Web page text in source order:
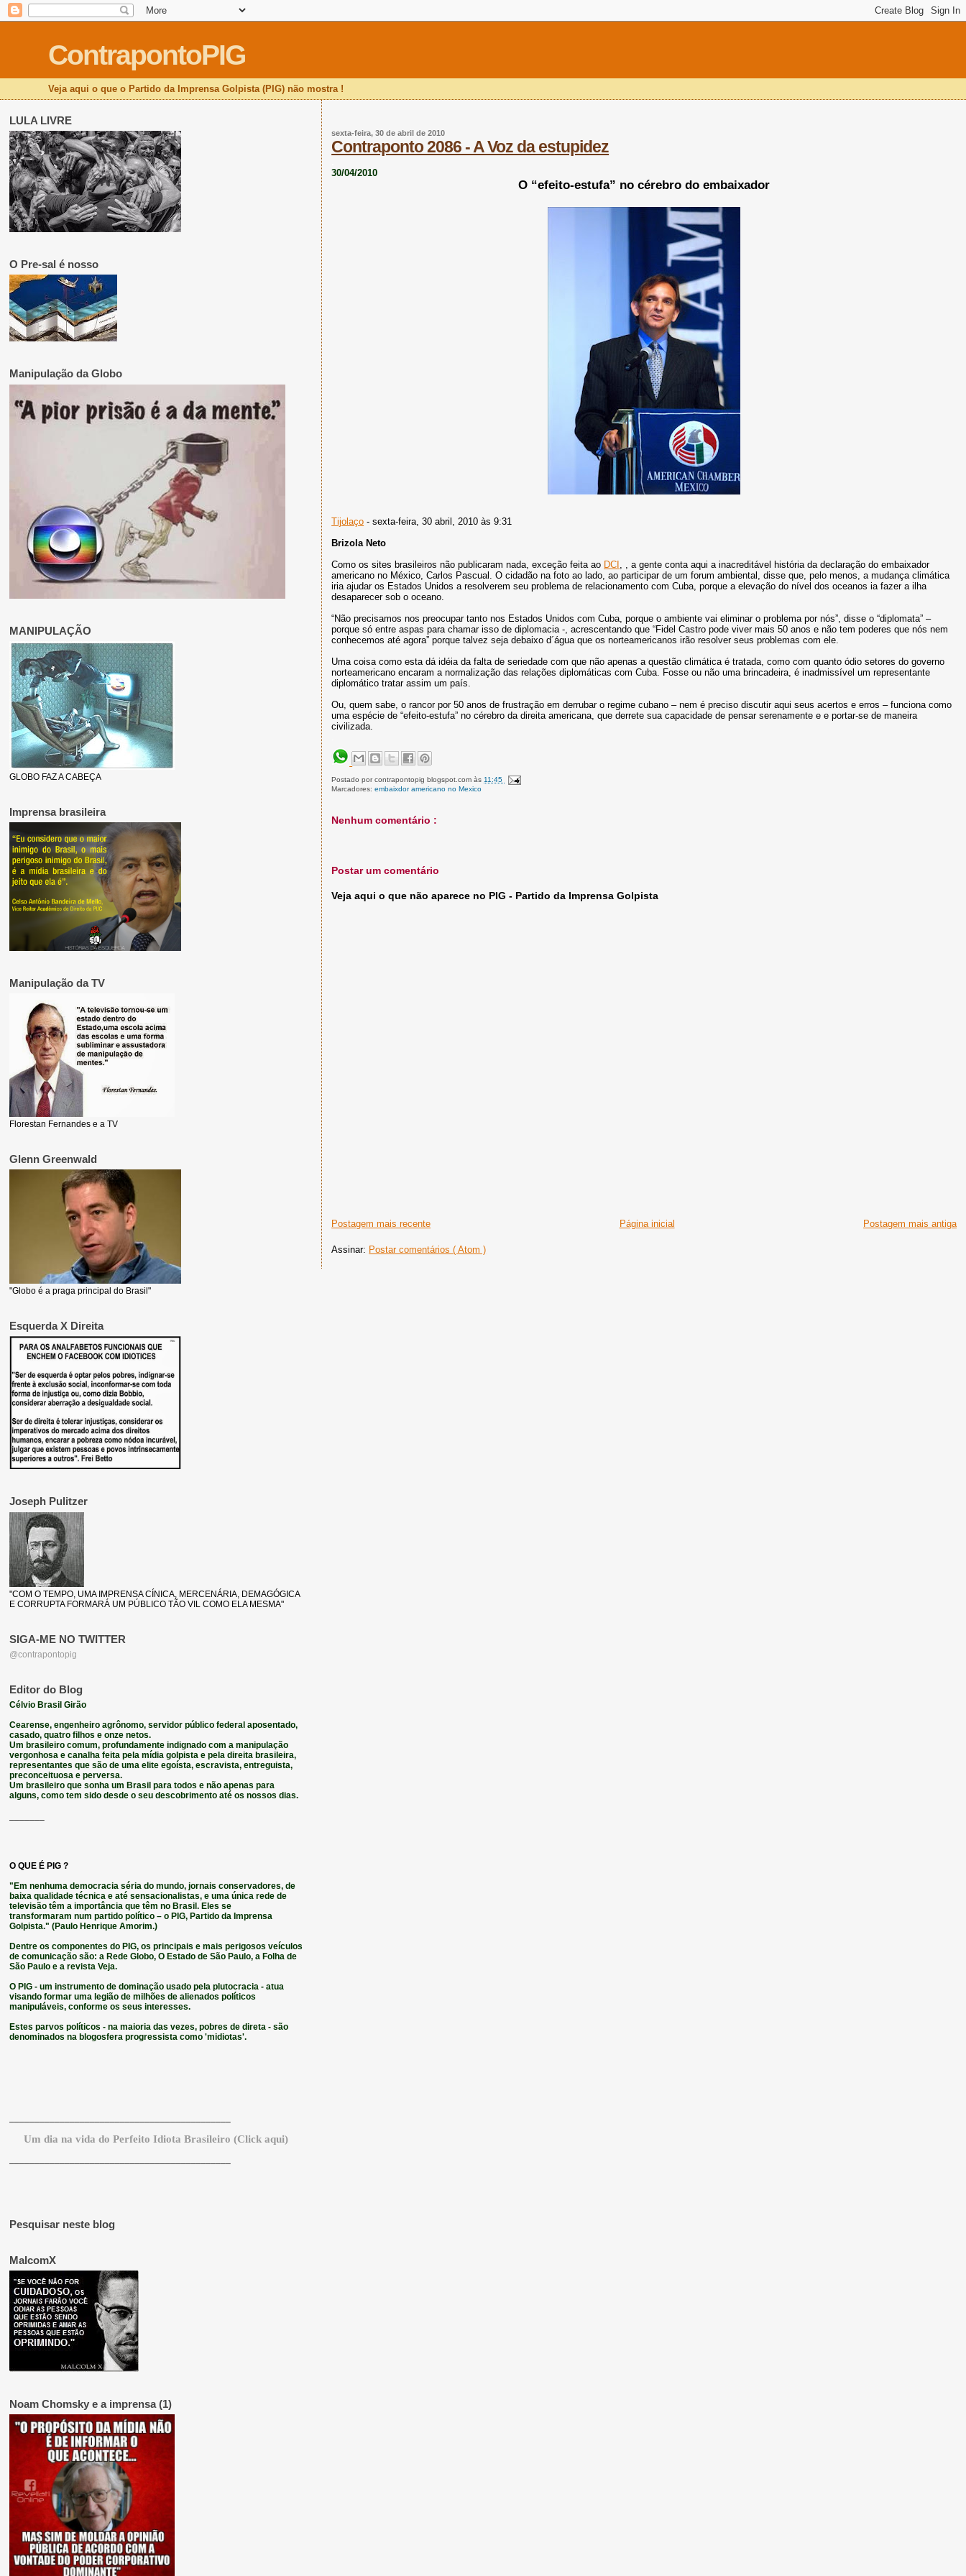
ContrapontoPIG
Veja aqui o que o Partido da Imprensa Golpista (PIG) não mostra !
sexta-feira, 30 de abril de 2010
Contraponto 2086 - A Voz da estupidez
30/04/2010
O “efeito-estufa” no cérebro do embaixador
Tijolaço - sexta-feira, 30 abril, 2010 às 9:31
Brizola Neto
Como os sites brasileiros não publicaram nada, exceção feita ao DCI , , a gente conta aqui a inacreditável história da declaração do embaixador
americano no México, Carlos Pascual. O cidadão na foto ao lado, ao participar de um forum ambiental, disse que, pelo menos, a mudança climática
iria ajudar os Estados Unidos a resolverem seu problema de relacionamento com Cuba, porque a elevação do nível dos oceanos ia fazer a ilha
desaparecer sob o oceano.
“Não precisamos nos preocupar tanto nos Estados Unidos com Cuba, porque o ambiente vai eliminar o problema por nós”, disse o “diplomata” –
porque só entre aspas para chamar isso de diplomacia -, acrescentando que “Fidel Castro pode viver mais 50 anos e não tem poderes que nós nem
conhecemos até agora” porque talvez seja debaixo d´água que os norteamericanos irão resolver seus problemas com ele.
Uma coisa como esta dá idéia da falta de seriedade com que não apenas a questão climática é tratada, como com quanto ódio setores do governo
norteamericano encaram a normalização das relações diplomáticas com Cuba. Fosse ou não uma brincadeira, é inadmissível um representante
diplomático tratar assim um país.
Ou, quem sabe, o rancor por 50 anos de frustração em derrubar o regime cubano – nem é preciso discutir aqui seus acertos e erros – funciona como
uma espécie de “efeito-estufa” no cérebro da direita americana, que derrete sua capacidade de pensar serenamente e e portar-se de maneira
civilizada.
Postado porcontrapontopig blogspot.comàs 11:45
Marcadores:embaixdor americano no Mexico
Nenhum comentário :
Postar um comentário
Veja aqui o que não aparece no PIG - Partido da Imprensa Golpista
Postagem mais recente Postagem mais antiga
Página inicial
Assinar: Postar comentários ( Atom )
LULA LIVRE
O Pre-sal é nosso
Manipulação da Globo
MANIPULAÇÃO
GLOBO FAZ A CABEÇA
Imprensa brasileira
Manipulação da TV
Florestan Fernandes e a TV
Glenn Greenwald
"Globo é a praga principal do Brasil"
Esquerda X Direita
Joseph Pulitzer
"COM O TEMPO, UMA IMPRENSA CÍNICA, MERCENÁRIA, DEMAGÓGICA
E CORRUPTA FORMARÁ UM PÚBLICO TÃO VIL COMO ELA MESMA"
SIGA-ME NO TWITTER
@contrapontopig
Editor do Blog
Célvio Brasil Girão
Cearense, engenheiro agrônomo, servidor público federal aposentado,
casado, quatro filhos e onze netos.
Um brasileiro comum, profundamente indignado com a manipulação
vergonhosa e canalha feita pela mídia golpista e pela direita brasileira,
representantes que são de uma elite egoísta, escravista, entreguista,
preconceituosa e perversa.
Um brasileiro que sonha um Brasil para todos e não apenas para
alguns, como tem sido desde o seu descobrimento até os nossos dias.
O QUE É PIG ?
"Em nenhuma democracia séria do mundo, jornais conservadores, de
baixa qualidade técnica e até sensacionalistas, e uma única rede de
televisão têm a importância que têm no Brasil. Eles se
transformaram num partido político – o PIG, Partido da Imprensa
Golpista." (Paulo Henrique Amorim.)
Dentre os componentes do PIG, os principais e mais perigosos veículos
de comunicação são: a Rede Globo, O Estado de São Paulo, a Folha de
São Paulo e a revista Veja.
O PIG - um instrumento de dominação usado pela plutocracia - atua
visando formar uma legião de milhões de alienados políticos
manipuláveis, conforme os seus interesses.
Estes parvos políticos - na maioria das vezes, pobres de direta - são
denominados na blogosfera progressista como 'midiotas'.
Um dia na vida do PerfeitoIdiotaBrasileiro (Click aqui)
Pesquisar neste blog
MalcomX
Noam Chomsky e a imprensa (1)